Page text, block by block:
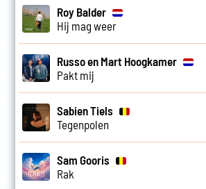
Roy Balder
Hij mag weer
Russo en Mart Hoogkamer
Pakt mij
Sabien Tiels
Tegenpolen
Sam Gooris
Rak